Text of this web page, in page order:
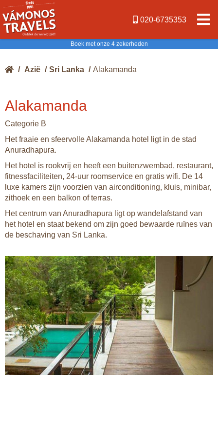
020-6735353
Boek met onze 4 zekerheden
/ Azië / Sri Lanka / Alakamanda
Alakamanda
Categorie B
Het fraaie en sfeervolle Alakamanda hotel ligt in de stad
Anuradhapura.
Het hotel is rookvrij en heeft een buitenzwembad, restaurant,
fitnessfaciliteiten, 24-uur roomservice en gratis wifi. De 14
luxe kamers zijn voorzien van airconditioning, kluis, minibar,
zithoek en een balkon of terras.
Het centrum van Anuradhapura ligt op wandelafstand van
het hotel en staat bekend om zijn goed bewaarde ruïnes van
de beschaving van Sri Lanka.